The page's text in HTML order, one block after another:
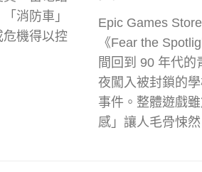
消防車」
危機得以控
Epic Games
《Fear the
間回到 90 年代
夜闖入被封鎖的
事件。整體遊戲
感」讓人毛骨悚然